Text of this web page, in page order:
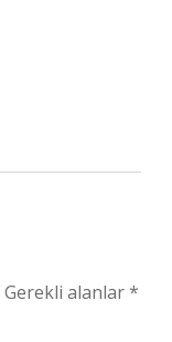
Gerekli alanlar*